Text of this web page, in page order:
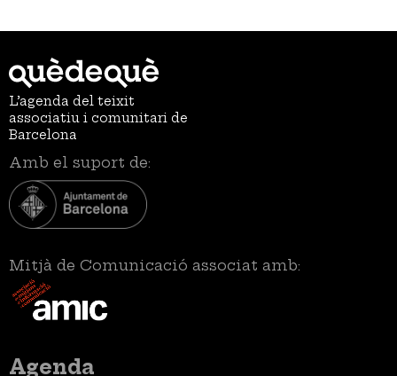
L’agenda del teixit
associatiu i comunitari de
Barcelona
Amb el suport de:
Mitjà de Comunicació associat amb:
Menú
Agenda